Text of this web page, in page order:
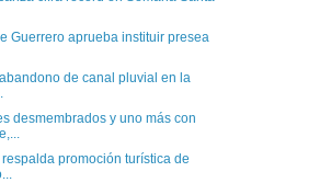
Guerrero aprueba instituir presea
de canal pluvial en la
desmembrados y uno más con
promoción turística de